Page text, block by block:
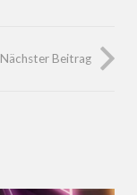
Nächster Beitrag